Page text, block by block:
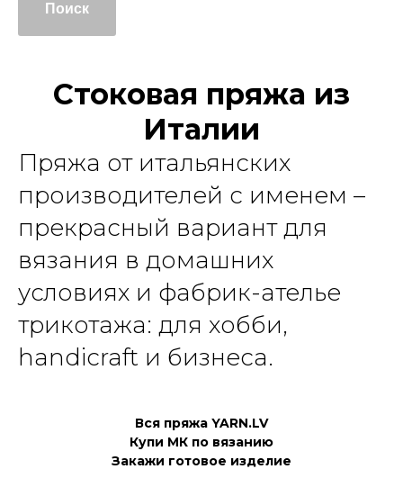
Поиск
Стоковая пряжа из
Италии
Пряжа от итальянских
производителей с именем –
прекрасный вариант для
вязания в домашних
условиях и фабрик-ателье
трикотажа: для хобби,
handicraft и бизнеса.
Вся пряжа YARN.LV
Купи МК по вязанию
Закажи готовое изделие